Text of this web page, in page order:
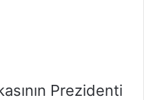
Prezidenti